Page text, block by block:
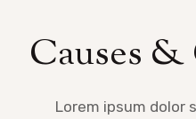
Causes &
Lorem ipsum